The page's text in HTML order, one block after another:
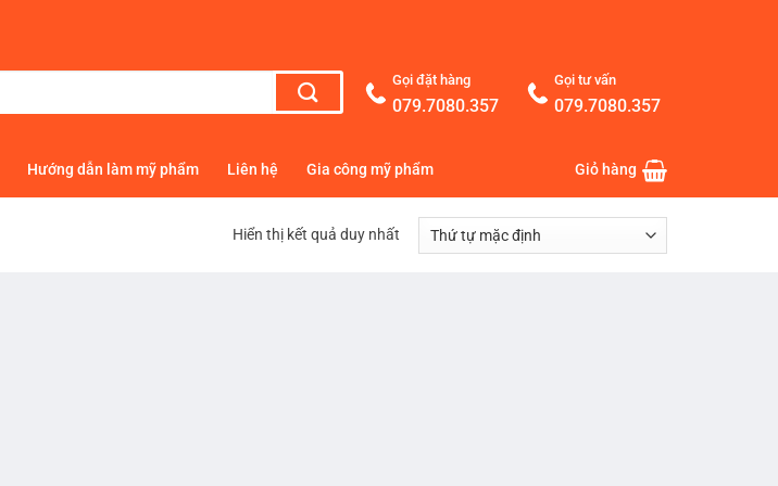
Gọi đặt hàng
079.7080.357
Gọi tư vấn
079.7080.357
Hướng dẫn làm mỹ phẩm Liên hệ Gia công mỹ phẩm Giỏ hàng
Hiển thị kết quả duy nhất